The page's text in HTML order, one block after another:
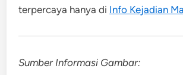
terpercaya hanya di Info Kejadian
Sumber Informasi Gambar: